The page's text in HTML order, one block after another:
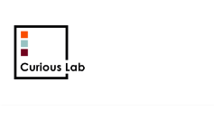
Aller
au